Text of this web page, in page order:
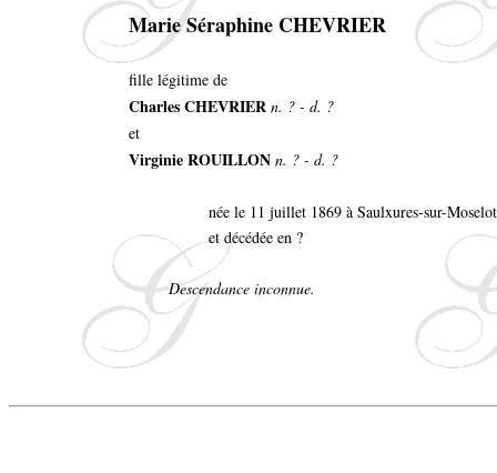
Marie Séraphine CHEVRIER
fille légitime de
Charles CHEVRIER n. ? - d. ?
et
Virginie ROUILLON n. ? - d. ?
née le 11 juillet 1869 à Saulxures-sur-
et décédée en ?
Descendance inconnue.